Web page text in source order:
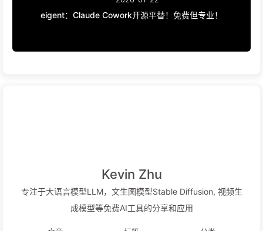
eigent：Claude Cowork开源平替！免费但专业！
Kevin Zhu
专注于大语言模型LLM，文生图模型Stable Diffusion, 视频生
成模型等免费AI工具的分享和应用